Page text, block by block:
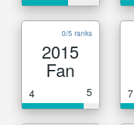
0/5 ranks
2015
Fan
4 5 7